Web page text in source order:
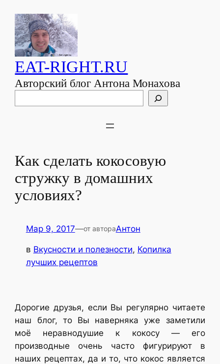
EAT-RIGHT.RU
Авторский блог Антона Монахова
Как сделать кокосовую
стружку в домашних
условиях?
Мар 9, 2017—от автораАнтон
в Вкусности и полезности, Копилка
лучших рецептов
Дорогие друзья, если Вы регулярно читаете
наш блог, то Вы наверняка уже заметили
моё неравнодушие к кокосу — его
производные очень часто фигурируют в
наших рецептах, да и то, что кокос является